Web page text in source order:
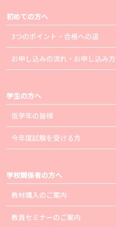
初めての方へ
3つのポイント・合格への道
お申し込みの流れ・お申し込み
学生の方へ
低学年の皆様
今年度試験を受ける方
学校関係者の方へ
教材購入のご案内
教員セミナーのご案内